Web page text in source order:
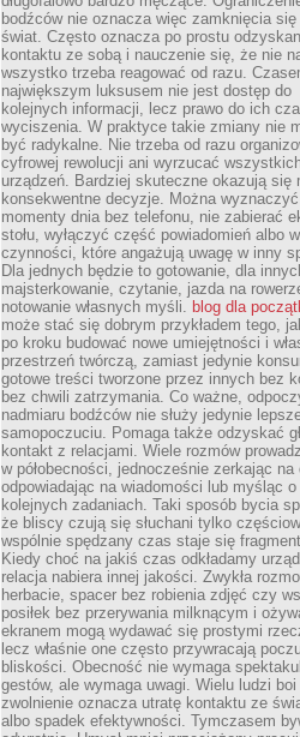
bodźców nie oznacza więc zamknięcia się
świat. Często oznacza po prostu
kontaktu ze sobą i nauczenie się, że nie
wszystko trzeba reagować od razu.
największym luksusem nie jest dostęp do
kolejnych informacji, lecz prawo do ich
wyciszenia. W praktyce takie zmiany nie
być radykalne. Nie trzeba od razu
cyfrowej rewolucji ani wyrzucać
urządzeń. Bardziej skuteczne okazują się
konsekwentne decyzje. Można wyznaczyć
momenty dnia bez telefonu, nie zabierać
stołu, wyłączyć część powiadomień albo
czynności, które angażują uwagę w inny
Dla jednych będzie to gotowanie, dla
majsterkowanie, czytanie, jazda na
notowanie własnych myśli. blog dla
może stać się dobrym przykładem tego,
po kroku budować nowe umiejętności i
przestrzeń twórczą, zamiast jedynie
gotowe treści tworzone przez innych bez
bez chwili zatrzymania. Co ważne,
nadmiaru bodźców nie służy jedynie
samopoczuciu. Pomaga także odzyskać
kontakt z relacjami. Wiele rozmów
w półobecności, jednocześnie zerkając na
odpowiadając na wiadomości lub myśląc o
kolejnych zadaniach. Taki sposób bycia
że bliscy czują się słuchani tylko
wspólnie spędzany czas staje się
Kiedy choć na jakiś czas odkładamy
relacja nabiera innej jakości. Zwykła
herbacie, spacer bez robienia zdjęć czy
posiłek bez przerywania milknącym i
ekranem mogą wydawać się prostymi
lecz właśnie one często przywracają
bliskości. Obecność nie wymaga
gestów, ale wymaga uwagi. Wielu ludzi
zwolnienie oznacza utratę kontaktu ze
albo spadek efektywności. Tymczasem